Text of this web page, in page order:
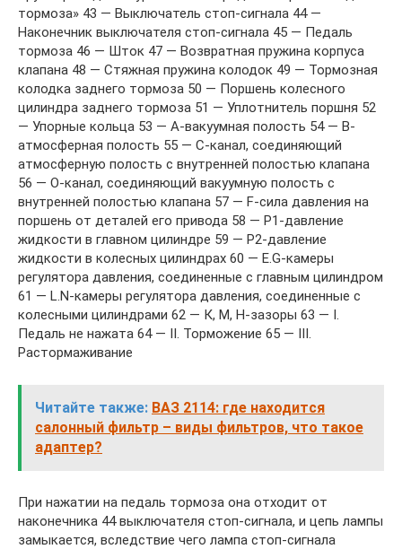
тормоза» 43 — Выключатель стоп-сигнала 44 —
Наконечник выключателя стоп-сигнала 45 — Педаль
тормоза 46 — Шток 47 — Возвратная пружина корпуса
клапана 48 — Стяжная пружина колодок 49 — Тормозная
колодка заднего тормоза 50 — Поршень колесного
цилиндра заднего тормоза 51 — Уплотнитель поршня 52
— Упорные кольца 53 — А-вакуумная полость 54 — В-
атмосферная полость 55 — С-канал, соединяющий
атмосферную полость с внутренней полостью клапана
56 — О-канал, соединяющий вакуумную полость с
внутренней полостью клапана 57 — F-сила давления на
поршень от деталей его привода 58 — Р1-давление
жидкости в главном цилиндре 59 — Р2-давление
жидкости в колесных цилиндрах 60 — Е.G-камеры
регулятора давления, соединенные с главным цилиндром
61 — L.N-камеры регулятора давления, соединенные с
колесными цилиндрами 62 — К, М, Н-зазоры 63 — I.
Педаль не нажата 64 — II. Торможение 65 — III.
Растормаживание
Читайте также: ВАЗ 2114: где находится
салонный фильтр – виды фильтров, что такое
адаптер?
При нажатии на педаль тормоза она отходит от
наконечника 44 выключателя стоп-сигнала, и цепь лампы
замыкается, вследствие чего лампа стоп-сигнала